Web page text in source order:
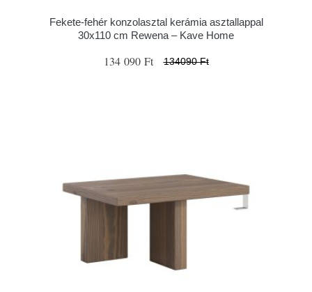
Fekete-fehér konzolasztal kerámia asztallappal
30x110 cm Rewena – Kave Home
134 090 Ft 134090 Ft